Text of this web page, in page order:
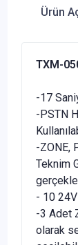
Ürün
TXM-
-17
-PSTN
-ZONE,
Teknim
- 10
-3 Adet
olarak